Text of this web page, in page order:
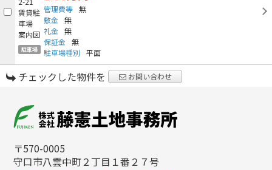
駐車場
管理費等 無
敷金
無
礼金
無
保証金
無
駐車場種別
平面
チェックした物件を お問い合わせ
〒570-0005
守口市八雲中町２丁目１番２７号